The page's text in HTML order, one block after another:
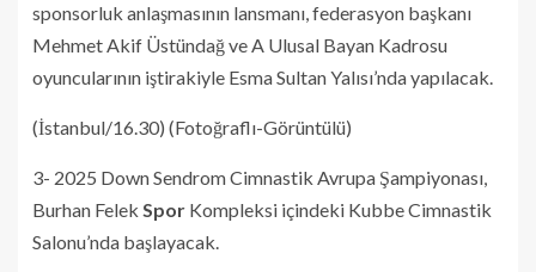
sponsorluk anlaşmasının lansmanı, federasyon başkanı
Mehmet Akif Üstündağ ve A Ulusal Bayan Kadrosu
oyuncularının iştirakiyle Esma Sultan Yalısı’nda yapılacak.
(İstanbul/16.30) (Fotoğraflı-Görüntülü)
3- 2025 Down Sendrom Cimnastik Avrupa Şampiyonası,
Burhan Felek Spor Kompleksi içindeki Kubbe Cimnastik
Salonu’nda başlayacak.